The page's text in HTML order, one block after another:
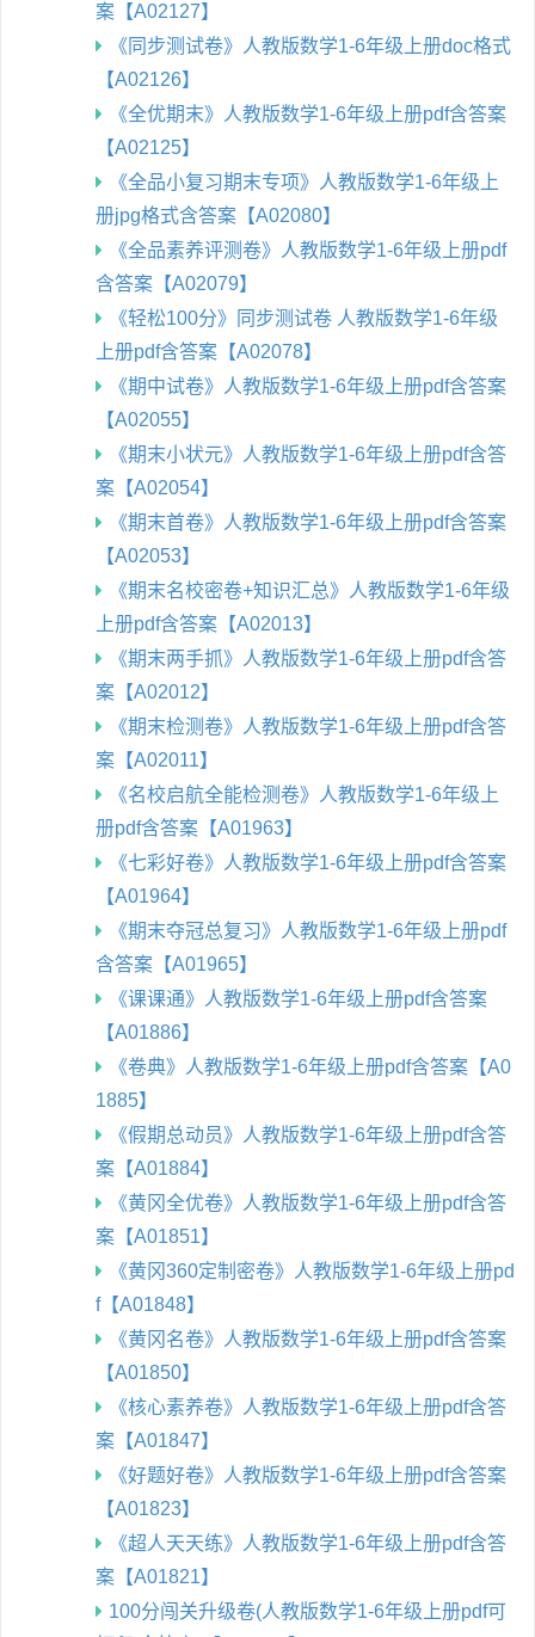
案【A02127】
《同步测试卷》人教版数学1-6年级上册doc格式
【A02126】
《全优期末》人教版数学1-6年级上册pdf含答案
【A02125】
《全品小复习期末专项》人教版数学1-6年级上
册jpg格式含答案【A02080】
《全品素养评测卷》人教版数学1-6年级上册pdf
含答案【A02079】
《轻松100分》同步测试卷 人教版数学1-6年级
上册pdf含答案【A02078】
《期中试卷》人教版数学1-6年级上册pdf含答案
【A02055】
《期末小状元》人教版数学1-6年级上册pdf含答
案【A02054】
《期末首卷》人教版数学1-6年级上册pdf含答案
【A02053】
《期末名校密卷+知识汇总》人教版数学1-6年级
上册pdf含答案【A02013】
《期末两手抓》人教版数学1-6年级上册pdf含答
案【A02012】
《期末检测卷》人教版数学1-6年级上册pdf含答
案【A02011】
《名校启航全能检测卷》人教版数学1-6年级上
册pdf含答案【A01963】
《七彩好卷》人教版数学1-6年级上册pdf含答案
【A01964】
《期末夺冠总复习》人教版数学1-6年级上册pdf
含答案【A01965】
《课课通》人教版数学1-6年级上册pdf含答案
【A01886】
《卷典》人教版数学1-6年级上册pdf含答案【A0
1885】
《假期总动员》人教版数学1-6年级上册pdf含答
案【A01884】
《黄冈全优卷》人教版数学1-6年级上册pdf含答
案【A01851】
《黄冈360定制密卷》人教版数学1-6年级上册pd
f【A01848】
《黄冈名卷》人教版数学1-6年级上册pdf含答案
【A01850】
《核心素养卷》人教版数学1-6年级上册pdf含答
案【A01847】
《好题好卷》人教版数学1-6年级上册pdf含答案
【A01823】
《超人天天练》人教版数学1-6年级上册pdf含答
案【A01821】
100分闯关升级卷(人教版数学1-6年级上册pdf可